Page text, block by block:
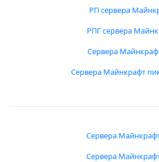
РП сервера
РПГ сервера
Сервера
Сервера Майнкрафт
Сервера
Сервера